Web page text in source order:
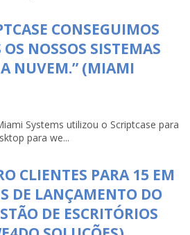
CONSEGUIMOS
NOSSOS SISTEMAS
A NUVEM.” (MIAMI
Systems utilizou o Scriptcase para
para we...
CLIENTES PARA 15 EM
DE LANÇAMENTO DO
DE ESCRITÓRIOS